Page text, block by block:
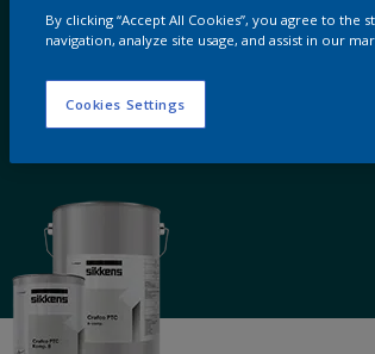
By clicking “Accept All Cookies”, you agree to
navigation, analyze site usage, and assist in our
Cookies Settings